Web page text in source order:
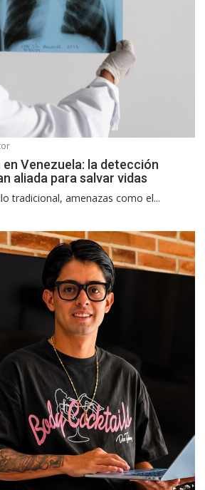
Venezuela: la detección
aliada para salvar vidas
tradicional, amenazas como el...